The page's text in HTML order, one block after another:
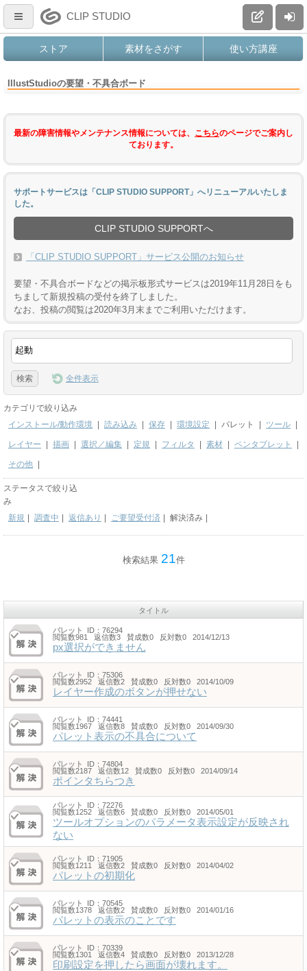
CLIP STUDIO
ストア 素材をさがす 使い方講座
IllustStudioの要望・不具合ボード
最新の障害情報やメンテナンス情報については、 こちらのページでご案内し
ております。
サポートサービスは「CLIP STUDIO SUPPORT」へリニューアルいたしま
した。
CLIP STUDIO SUPPORTへ
「CLIP STUDIO SUPPORT」サービス公開のお知らせ
要望・不具合ボードなどの掲示板形式サービスは2019年11月28日をも
ちまして新規投稿の受付を終了しました。
なお、投稿の閲覧は2020年3月末までご利用いただけます。
全件表示
カテゴリで絞り込み
インストール/動作環境
読み込み 保存 環境設定 パレット ツール
レイヤー 描画 選択／編集 定規 フィルタ 素材 ペンタブレット
その他
ステータスで絞り込
み
新規
調査中 返信あり ご要望受付済 解決済み
検索結果 21件
タイトル
パレット
ID：76294
閲覧数981 返信数3 賛成数0 反対数0 2014/12/13
px選択ができません
パレット
ID：75306
閲覧数2952 返信数2 賛成数0 反対数0 2014/10/09
レイヤー作成のボタンが押せない
パレット
ID：74441
閲覧数1967 返信数8 賛成数0 反対数0 2014/09/30
パレット表示の不具合について
パレット
ID：74804
閲覧数2187 返信数12 賛成数0 反対数0 2014/09/14
ポインタちらつき
パレット
ID：72276
閲覧数1252 返信数6 賛成数0 反対数0 2014/05/01
ツールオプションのパラメータ表示設定が反映され
ない
パレット
ID：71905
閲覧数1211 返信数2 賛成数0 反対数0 2014/04/02
パレットの初期化
パレット
ID：70545
閲覧数1378 返信数2 賛成数0 反対数0 2014/01/16
パレットの表示のことです
パレット
ID：70339
閲覧数1301 返信数4 賛成数0 反対数0 2013/12/28
印刷設定を押したら画面が壊れます。